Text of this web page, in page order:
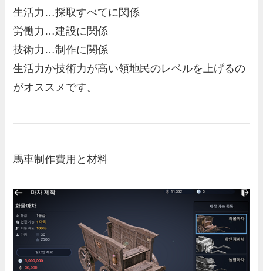
生活力…採取すべてに関係
労働力…建設に関係
技術力…制作に関係
生活力か技術力が高い領地民のレベルを上げるの
がオススメです。
馬車制作費用と材料